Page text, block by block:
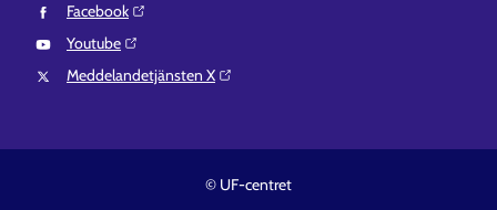
Facebook⁠
Youtube⁠
Meddelandetjänsten X⁠
© UF-centret